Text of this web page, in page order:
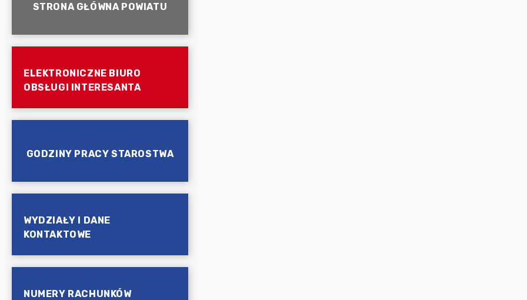
STRONA GŁÓWNA POWIATU
ELEKTRONICZNE BIURO
OBSŁUGI INTERESANTA
GODZINY PRACY STAROSTWA
WYDZIAŁY I DANE
KONTAKTOWE
NUMERY RACHUNKÓW